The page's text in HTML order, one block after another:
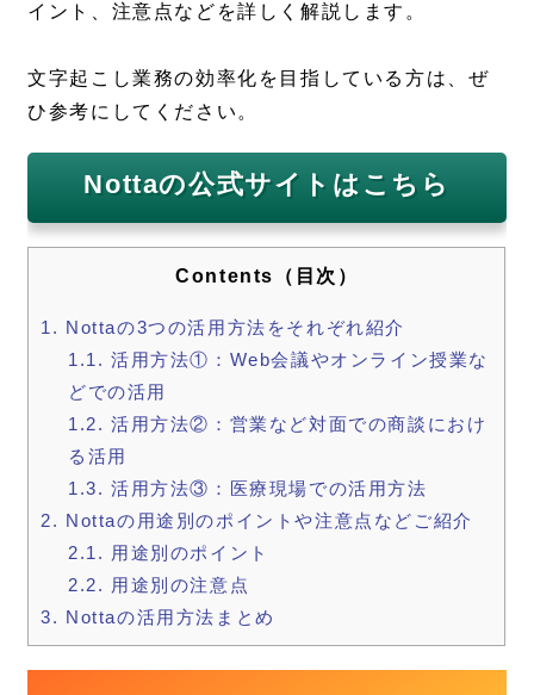
イント、注意点などを詳しく解説します。
文字起こし業務の効率化を目指している方は、ぜ
ひ参考にしてください。
Nottaの公式サイトはこちら
Contents（目次）
1. Nottaの3つの活用方法をそれぞれ紹介
1.1. 活用方法①：Web会議やオンライン授業な
どでの活用
1.2. 活用方法②：営業など対面での商談におけ
る活用
1.3. 活用方法③：医療現場での活用方法
2. Nottaの用途別のポイントや注意点などご紹介
2.1. 用途別のポイント
2.2. 用途別の注意点
3. Nottaの活用方法まとめ